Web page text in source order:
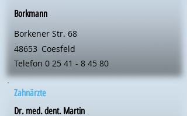
Borkmann
Borkener Str. 68
48653 Coesfeld
Telefon 0 25 41 - 8 45 80
Zahnärzte
Dr. med. dent. Martin